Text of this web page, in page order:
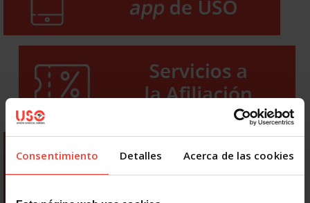
Consentimiento Detalles Acerca de las cookies